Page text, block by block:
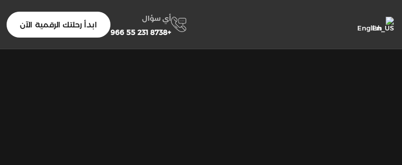
English
أي سؤال
+966 55 231 8738
ابدأ رحلتك الرقمية الآن